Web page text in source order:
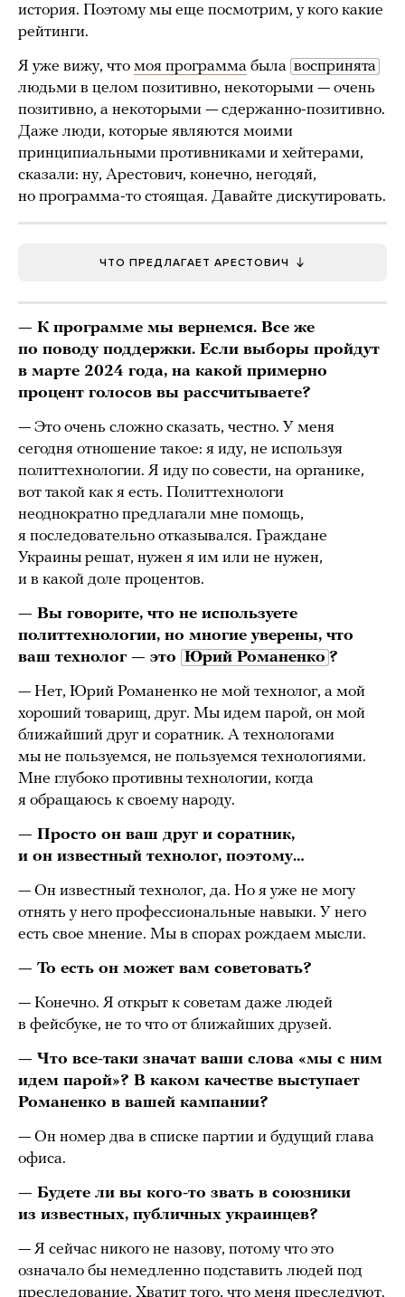
история. Поэтому мы еще посмотрим, у кого какие
рейтинги.
Я уже вижу, что моя программа была воспринята
людьми в целом позитивно, некоторыми — очень
позитивно, а некоторыми — сдержанно-позитивно.
Даже люди, которые являются моими
принципиальными противниками и хейтерами,
сказали: ну, Арестович, конечно, негодяй,
но программа-то стоящая. Давайте дискутировать.
ЧТО ПРЕДЛАГАЕТ АРЕСТОВИЧ
— К программе мы вернемся. Все же
по поводу поддержки. Если выборы пройдут
в марте 2024 года, на какой примерно
процент голосов вы рассчитываете?
— Это очень сложно сказать, честно. У меня
сегодня отношение такое: я иду, не используя
политтехнологии. Я иду по совести, на органике,
вот такой как я есть. Политтехнологи
неоднократно предлагали мне помощь,
я последовательно отказывался. Граждане
Украины решат, нужен я им или не нужен,
и в какой доле процентов.
— Вы говорите, что не используете
политтехнологии, но многие уверены, что
ваш технолог — это Юрий Романенко ?
— Нет, Юрий Романенко не мой технолог, а мой
хороший товарищ, друг. Мы идем парой, он мой
ближайший друг и соратник. А технологами
мы не пользуемся, не пользуемся технологиями.
Мне глубоко противны технологии, когда
я обращаюсь к своему народу.
— Просто он ваш друг и соратник,
и он известный технолог, поэтому…
— Он известный технолог, да. Но я уже не могу
отнять у него профессиональные навыки. У него
есть свое мнение. Мы в спорах рождаем мысли.
— То есть он может вам советовать?
— Конечно. Я открыт к советам даже людей
в фейсбуке, не то что от ближайших друзей.
— Что все-таки значат ваши слова «мы с ним
идем парой»? В каком качестве выступает
Романенко в вашей кампании?
— Он номер два в списке партии и будущий глава
офиса.
— Будете ли вы кого-то звать в союзники
из известных, публичных украинцев?
— Я сейчас никого не назову, потому что это
означало бы немедленно подставить людей под
преследование. Хватит того, что меня преследуют.